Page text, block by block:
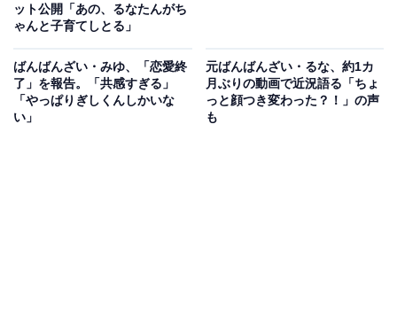
ット公開「あの、るなたんがち
ゃんと子育てしとる」
ばんばんざい・みゆ、「恋愛終
了」を報告。「共感すぎる」
「やっぱりぎしくんしかいな
い」
元ばんばんざい・るな、約1カ
月ぶりの動画で近況語る「ちょ
っと顔つき変わった？！」の声
も